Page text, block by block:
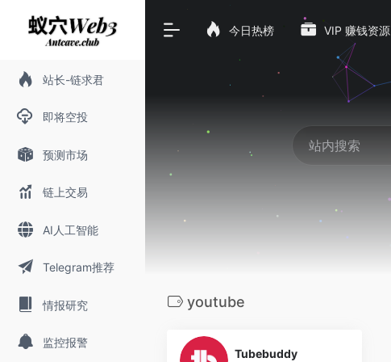
站长-链求君
即将空投
预测市场
链上交易
AI人工智能
Telegram推荐
情报研究
监控报警
今日热榜 VIP 赚钱资源
youtube
Tubebuddy